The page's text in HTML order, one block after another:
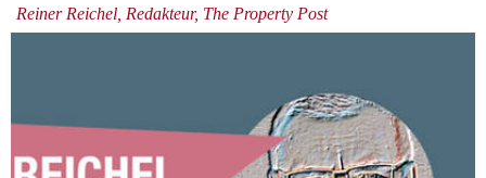
Reiner Reichel, Redakteur, The Property Post